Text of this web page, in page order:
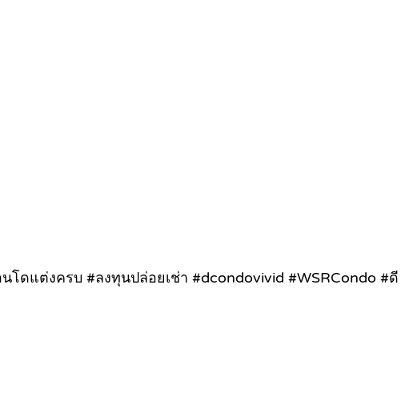
ดแต่งครบ #ลงทุนปล่อยเช่า #dcondovivid #WSRCondo #ดี